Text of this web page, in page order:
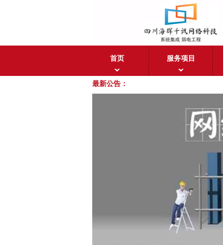
首页 服务项目
最新公告：